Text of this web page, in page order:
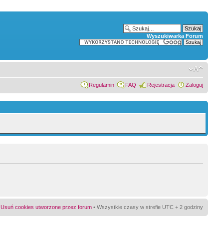
Wyszukiwarka Forum
Regulamin FAQ Rejestracja Zaloguj
Usuń cookies utworzone przez forum • Wszystkie czasy w strefie UTC + 2 godziny